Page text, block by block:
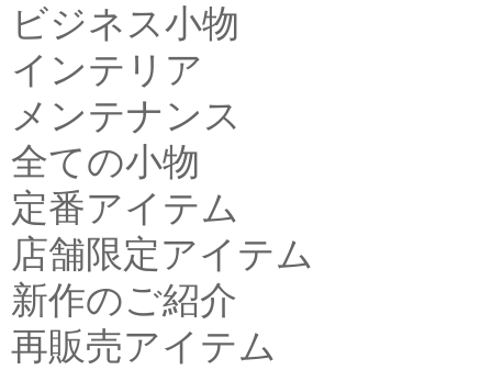
ビジネス小物
インテリア
メンテナンス
全ての小物
定番アイテム
店舗限定アイテム
新作のご紹介
再販売アイテム